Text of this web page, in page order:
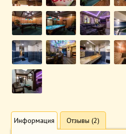
Информация Отзывы (2)